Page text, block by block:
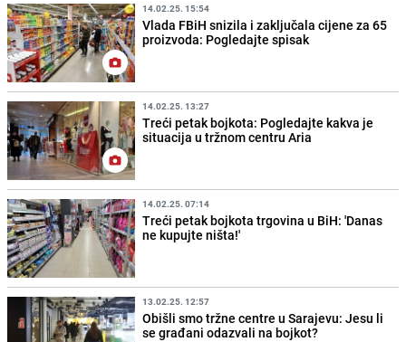
14.02.25. 15:54
Vlada FBiH snizila i zaključala cijene za 65
proizvoda: Pogledajte spisak
14.02.25. 13:27
Treći petak bojkota: Pogledajte kakva je
situacija u tržnom centru Aria
14.02.25. 07:14
Treći petak bojkota trgovina u BiH: 'Danas
ne kupujte ništa!'
13.02.25. 12:57
Obišli smo tržne centre u Sarajevu: Jesu li
se građani odazvali na bojkot?